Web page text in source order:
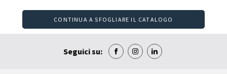
CONTINUA A SFOGLIARE IL CATALOGO
Seguici su: